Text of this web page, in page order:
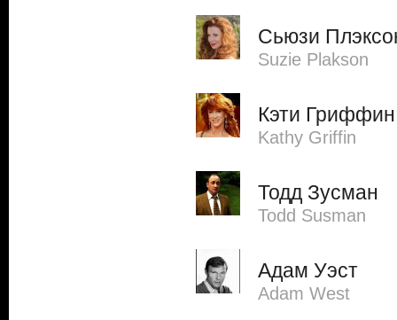
Сьюзи
Suzie Plakson
Кэти Гриффин
Kathy Griffin
Тодд Зусман
Todd Susman
Адам Уэст
Adam West